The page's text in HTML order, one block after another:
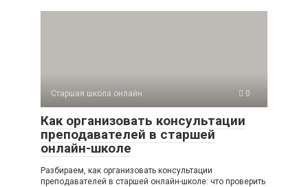
Старшая школа онлайн 0
Как организовать консультации
преподавателей в старшей
онлайн-школе
Разбираем, как организовать консультации
преподавателей в старшей онлайн-школе: что проверить